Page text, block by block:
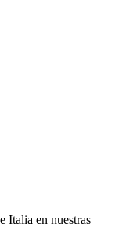
Italia en nuestras